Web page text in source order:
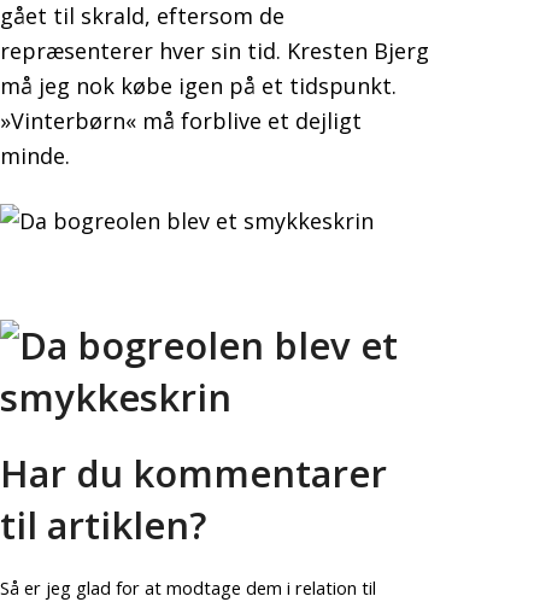
gået til skrald, eftersom de
repræsenterer hver sin tid. Kresten Bjerg
må jeg nok købe igen på et tidspunkt.
»Vinterbørn« må forblive et dejligt
minde.
Har du kommentarer
til artiklen?
Så er jeg glad for at modtage dem i relation til